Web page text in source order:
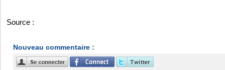
Source :
Nouveau commentaire :